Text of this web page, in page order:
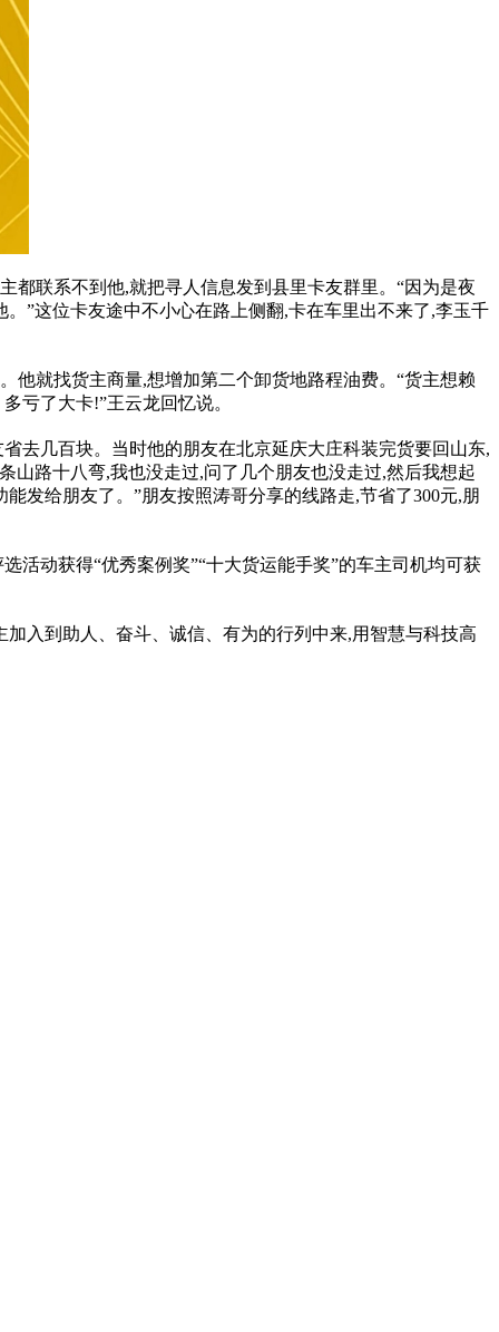
都联系不到他,就把寻人信息发到县里卡友群里。“因为是夜
”这位卡友途中不小心在路上侧翻,卡在车里出不来了,李玉千
他就找货主商量,想增加第二个卸货地路程油费。“货主想赖
亏了大卡!”王云龙回忆说。
去几百块。当时他的朋友在北京延庆大庄科装完货要回山东,
山路十八弯,我也没走过,问了几个朋友也没走过,然后我想起
发给朋友了。”朋友按照涛哥分享的线路走,节省了300元,朋
活动获得“优秀案例奖”“十大货运能手奖”的车主司机均可获
入到助人、奋斗、诚信、有为的行列中来,用智慧与科技高